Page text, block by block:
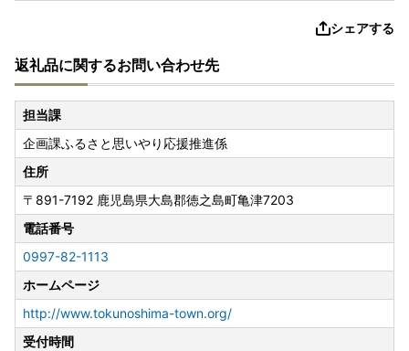
シェアする
返礼品に関するお問い合わせ先
担当課
企画課ふるさと思いやり応援推進係
住所
〒891-7192 鹿児島県大島郡徳之島町亀津7203
電話番号
0997-82-1113
ホームページ
http://www.tokunoshima-town.org/
受付時間